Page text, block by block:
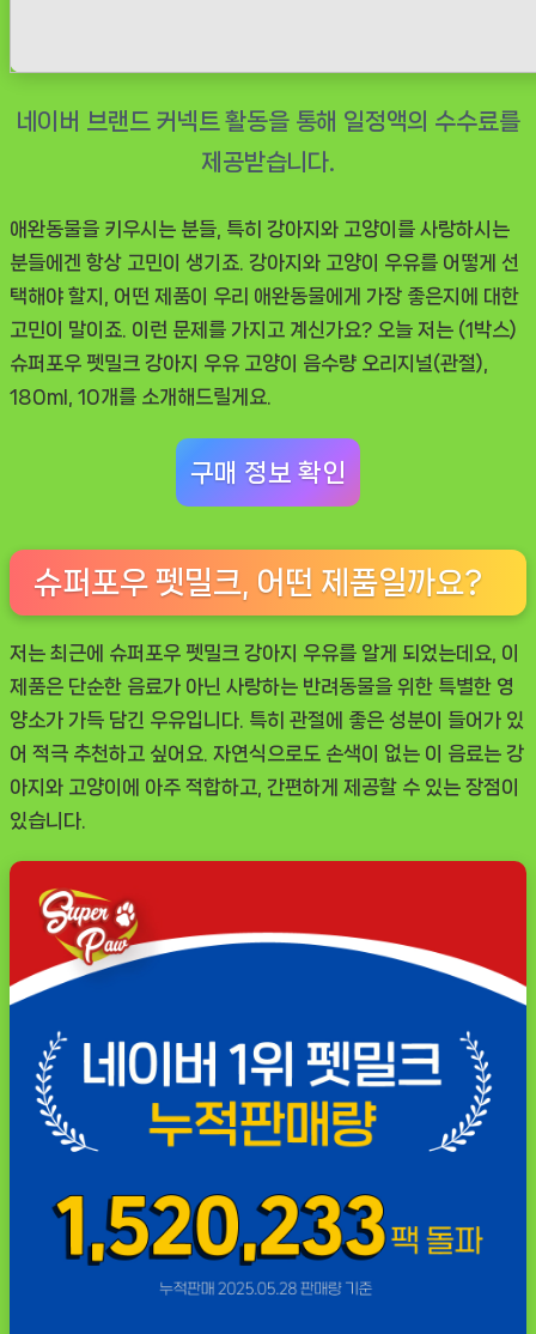
한
템
‘슈
퍼
포
우
애완동물을 키우시는 분들, 특히 강아지와 고양이를 사랑하시는
분들에겐 항상 고민이 생기죠. 강아지와 고양이 우유를 어떻게 선
택해야 할지, 어떤 제품이 우리 애완동물에게 가장 좋은지에 대한
고민이 말이죠. 이런 문제를 가지고 계신가요? 오늘 저는 (1박스)
슈퍼포우 펫밀크 강아지 우유 고양이 음수량 오리지널(관절),
180ml, 10개 를 소개해드릴게요.
구매 정보 확인
슈퍼포우 펫밀크, 어떤 제품일까요?
저는 최근에 슈퍼포우 펫밀크 강아지 우유를 알게 되었는데요, 이
제품은 단순한 음료가 아닌 사랑하는 반려동물을 위한 특별한 영
양소가 가득 담긴 우유입니다. 특히 관절에 좋은 성분이 들어가 있
어 적극 추천하고 싶어요. 자연식으로도 손색이 없는 이 음료는 강
아지와 고양이에 아주 적합하고, 간편하게 제공할 수 있는 장점이
있습니다.